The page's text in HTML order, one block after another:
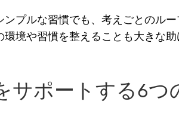
ンプルな習慣でも、考えごとのル
環境や習慣を整えることも大きな助
サポートする6つ